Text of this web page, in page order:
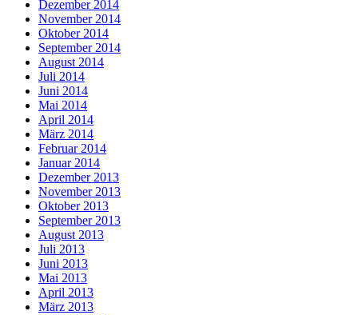
Dezember 2014
November 2014
Oktober 2014
September 2014
August 2014
Juli 2014
Juni 2014
Mai 2014
April 2014
März 2014
Februar 2014
Januar 2014
Dezember 2013
November 2013
Oktober 2013
September 2013
August 2013
Juli 2013
Juni 2013
Mai 2013
April 2013
März 2013